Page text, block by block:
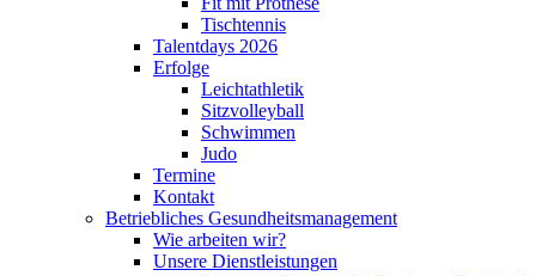
Tischtennis
Talentdays 2026
Erfolge
Leichtathletik
Sitzvolleyball
Schwimmen
Judo
Termine
Kontakt
Betriebliches Gesundheits­management
Wie arbeiten wir?
Unsere Dienstleistungen